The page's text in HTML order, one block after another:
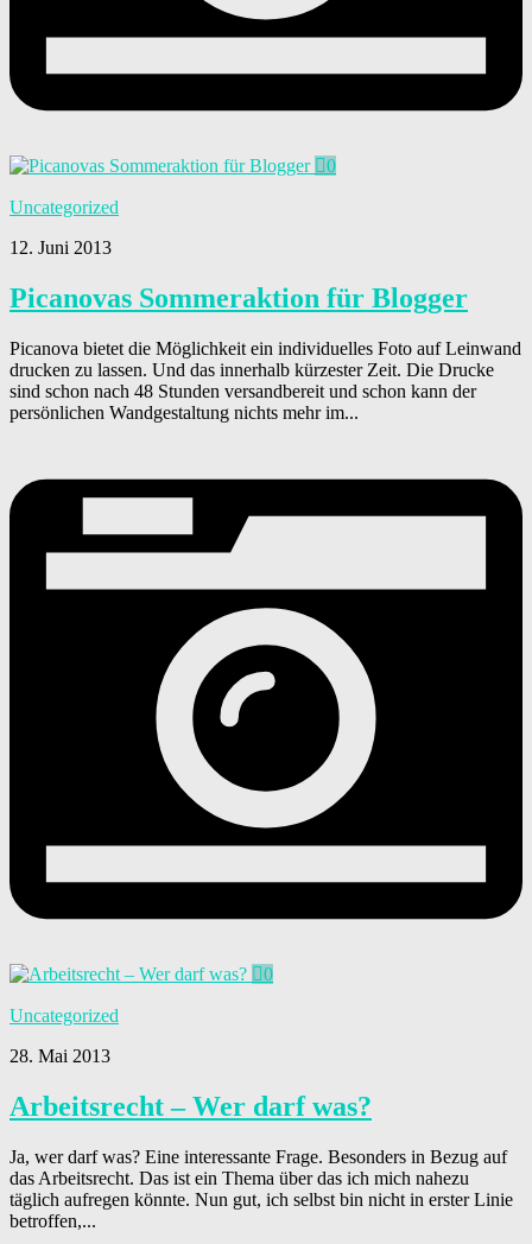
0
Uncategorized
12. Juni 2013
Picanovas Sommeraktion für Blogger
Picanova bietet die Möglichkeit ein individuelles Foto auf Leinwand
drucken zu lassen. Und das innerhalb kürzester Zeit. Die Drucke
sind schon nach 48 Stunden versandbereit und schon kann der
persönlichen Wandgestaltung nichts mehr im...
0
Uncategorized
28. Mai 2013
Arbeitsrecht – Wer darf was?
Ja, wer darf was? Eine interessante Frage. Besonders in Bezug auf
das Arbeitsrecht. Das ist ein Thema über das ich mich nahezu
täglich aufregen könnte. Nun gut, ich selbst bin nicht in erster Linie
betroffen,...